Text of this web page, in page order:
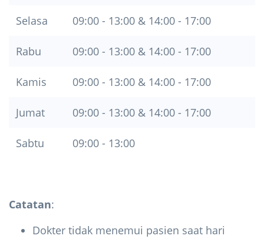
Selasa 09:00 - 13:00 & 14:00 - 17:00
Rabu 09:00 - 13:00 & 14:00 - 17:00
Kamis 09:00 - 13:00 & 14:00 - 17:00
Jumat 09:00 - 13:00 & 14:00 - 17:00
Sabtu 09:00 - 13:00
Catatan:
Dokter tidak menemui pasien saat hari